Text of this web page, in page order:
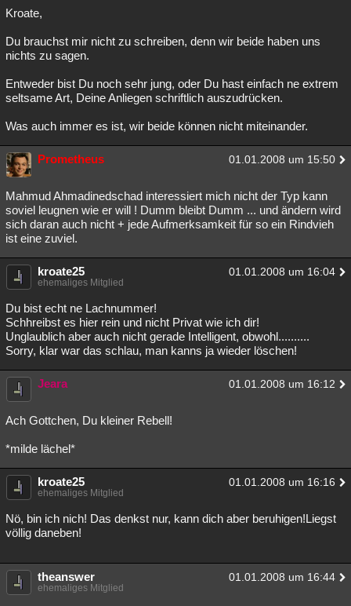
Kroate,
Du brauchst mir nicht zu schreiben, denn wir beide haben uns
nichts zu sagen.
Entweder bist Du noch sehr jung, oder Du hast einfach ne extrem
seltsame Art, Deine Anliegen schriftlich auszudrücken.
Was auch immer es ist, wir beide können nicht miteinander.
Prometheus 01.01.2008 um 15:50
Mahmud Ahmadinedschad interessiert mich nicht der Typ kann
soviel leugnen wie er will ! Dumm bleibt Dumm ... und ändern wird
sich daran auch nicht + jede Aufmerksamkeit für so ein Rindvieh
ist eine zuviel.
kroate25 01.01.2008 um 16:04
ehemaliges Mitglied
Du bist echt ne Lachnummer!
Schhreibst es hier rein und nicht Privat wie ich dir!
Unglaublich aber auch nicht gerade Intelligent, obwohl..........
Sorry, klar war das schlau, man kanns ja wieder löschen!
Jeara 01.01.2008 um 16:12
Ach Gottchen, Du kleiner Rebell!
*milde lächel*
kroate25 01.01.2008 um 16:16
ehemaliges Mitglied
Nö, bin ich nich! Das denkst nur, kann dich aber beruhigen!Liegst
völlig daneben!
theanswer 01.01.2008 um 16:44
ehemaliges Mitglied